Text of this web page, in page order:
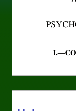
Neulich kam